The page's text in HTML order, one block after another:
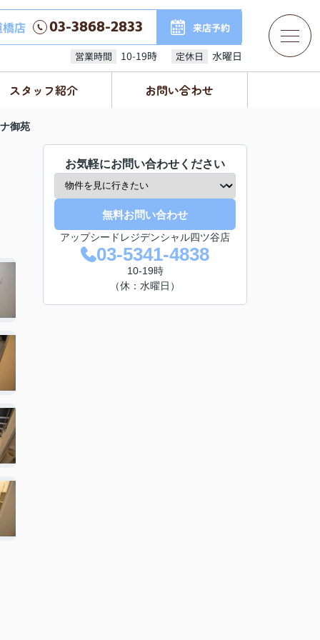
店 03-3868-2833 来店予約
営業時間 10-19時 定休日 水曜日
スタッフ紹介 お問い合わせ
御苑
お気軽にお問い合わせください
無料お問い合わせ
アップシードレジデンシャル四ツ谷店
03-5341-4838
10-19時
（休：水曜日）